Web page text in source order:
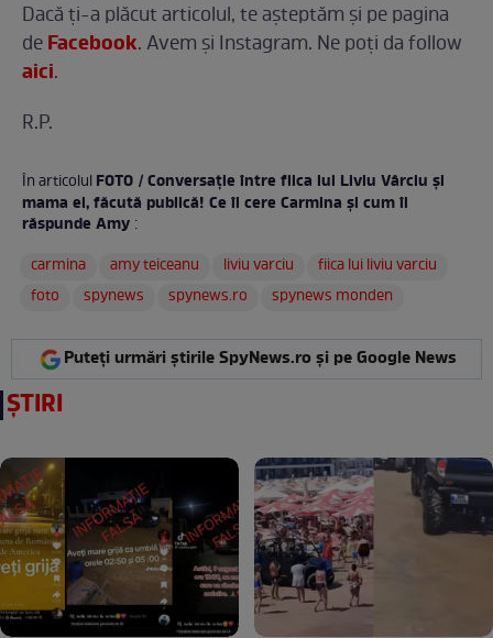
Dacă ţi-a plăcut articolul, te așteptăm și pe pagina
deFacebook. Avem și Instagram. Ne poți da follow
aici.
R.P.
În articolulFOTO / Conversaţie între fiica lui Liviu Vârciu şi
mama ei, făcută publică! Ce îi cere Carmina şi cum îi
răspunde Amy :
carmina
amy teiceanu liviu varciu
fiica lui liviu varciu
foto
spynews spynews.ro spynews monden
Puteți urmări știrile SpyNews.ro și pe Google News
ȘTIRI